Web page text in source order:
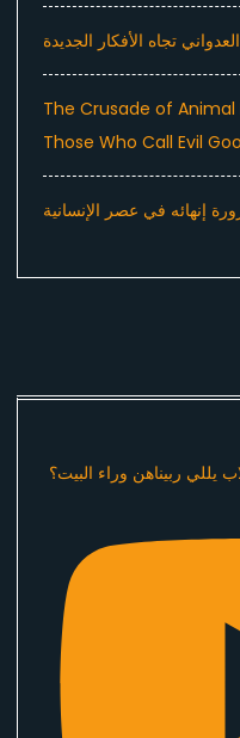
تجاه الأفكار الجديدة
The Crusade of Animal
Those Who Call Evil
إنهائه في عصر الإنسانية
يللي ربيناهن وراء البيت؟